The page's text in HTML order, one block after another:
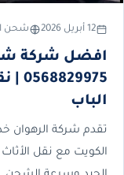
12 أبريل 2026 شحن
افضل شركة
الباب
تقدم شركة
الكويت مع نقل